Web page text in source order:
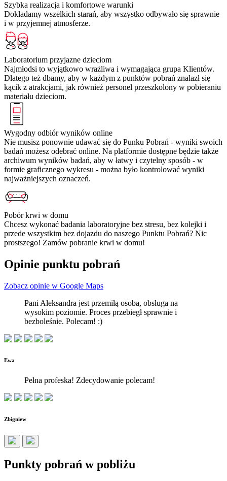
Szybka realizacja i komfortowe warunki
Dokładamy wszelkich starań, aby wszystko odbywało się sprawnie
i w przyjemnej atmosferze.
Laboratorium przyjazne dzieciom
Najmłodsi to wyjątkowo wrażliwa i wymagająca grupa Klientów.
Dlatego też dbamy, aby w każdym z punktów pobrań znalazł się
kącik z atrakcjami, jak również personel przeszkolony w pobieraniu
materiału dzieciom.
Wygodny odbiór wyników online
Nie musisz ponownie udawać się do Punku Pobrań - wyniki swoich
badań możesz odebrać online. Na platformie dostępne będzie także
archiwum wyników badań, aby w łatwy i czytelny sposób - w
formie graficznego wykresu - można było kontrolować wyniki
najważniejszych oznaczeń.
Pobór krwi w domu
Chcesz wykonać badania laboratoryjne bez stresu, bez kolejki i
przede wszystkim bez dojazdu do naszego Punktu Pobrań? Nic
prostszego! Zamów pobranie krwi w domu!
Opinie punktu pobrań
Zobacz opinie w Google Maps
Pani Aleksandra jest przemiłą osoba, obsługa na
wysokim poziomie. Proces przebiegł sprawnie i
bezboleśnie. Polecam! :)
Ewa
Pełna profeska! Zdecydowanie polecam!
Zbigniew
Punkty pobrań w pobliżu